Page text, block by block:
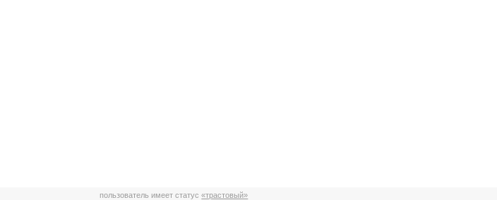
пользователь имеет статус«трастовый»